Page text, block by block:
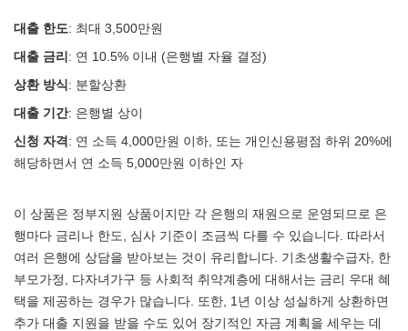
대출 한도: 최대 3,500만원
대출 금리 : 연 10.5% 이내 (은행별 자율 결정)
상환 방식: 분할상환
대출 기간: 은행별 상이
신청 자격 : 연 소득 4,000만원 이하, 또는 개인신용평점 하위 20%에
해당하면서 연 소득 5,000만원 이하인 자
이 상품은 정부지원 상품이지만 각 은행의 재원으로 운영되므로 은
행마다 금리나 한도, 심사 기준이 조금씩 다를 수 있습니다. 따라서
여러 은행에 상담을 받아보는 것이 유리합니다. 기초생활수급자, 한
부모가정, 다자녀가구 등 사회적 취약계층에 대해서는 금리 우대 혜
택을 제공하는 경우가 많습니다. 또한, 1년 이상 성실하게 상환하면
추가 대출 지원을 받을 수도 있어 장기적인 자금 계획을 세우는 데